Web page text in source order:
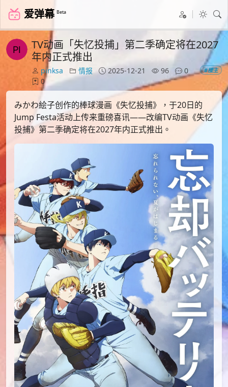
爱弹幕 Beta
TV动画「失忆投捕」第二季确定将在2027
年内正式推出
pinksa 情报 2025-12-21 96
0
0
#楼主
みかわ絵子创作的棒球漫画《失忆投捕》，于20日的
Jump Festa活动上传来重磅喜讯——改编TV动画《失忆
投捕》第二季确定将在2027年内正式推出。